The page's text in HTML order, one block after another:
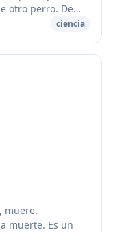
otro perro. De
un...
ciencia
muere.
muerte. Es un